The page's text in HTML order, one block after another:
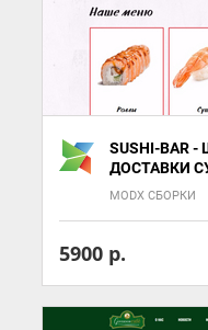
SUSHI-BAR
ДОСТАВКИ
MODX СБОРКИ
5900 р.